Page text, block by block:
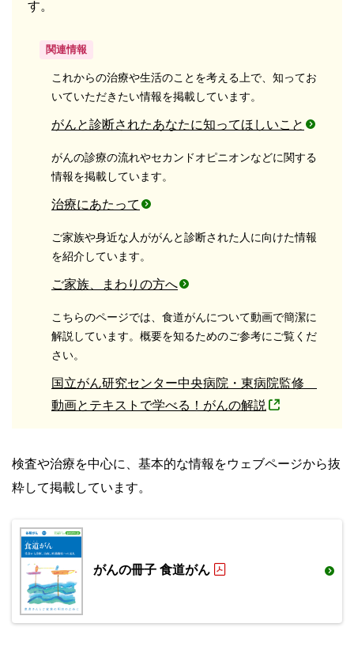
す。
関連情報
これからの治療や生活のことを考える上で、知ってお
いていただきたい情報を掲載しています。
がんと診断されたあなたに知ってほしいこと
がんの診療の流れやセカンドオピニオンなどに関する
情報を掲載しています。
治療にあたって
ご家族や身近な人ががんと診断された人に向けた情報
を紹介しています。
ご家族、まわりの方へ
こちらのページでは、食道がんについて動画で簡潔に
解説しています。概要を知るためのご参考にご覧くだ
さい。
国立がん研究センター中央病院・東病院監修
動画とテキストで学べる！がんの解説
検査や治療を中心に、基本的な情報をウェブページから抜
粋して掲載しています。
がんの冊子 食道がん